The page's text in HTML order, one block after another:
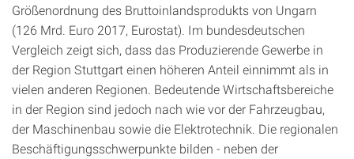
Größenordnung des Bruttoinlandsprodukts von Ungarn
(126 Mrd. Euro 2017, Eurostat). Im bundesdeutschen
Vergleich zeigt sich, dass das Produzierende Gewerbe in
der Region Stuttgart einen höheren Anteil einnimmt als in
vielen anderen Regionen. Bedeutende Wirtschaftsbereiche
in der Region sind jedoch nach wie vor der Fahrzeugbau,
der Maschinenbau sowie die Elektrotechnik. Die regionalen
Beschäftigungsschwerpunkte bilden - neben der